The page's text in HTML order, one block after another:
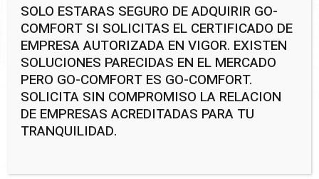
Més Informació
SOLO ESTARAS SEGURO DE ADQUIRIR GO-
COMFORT SI SOLICITAS EL CERTIFICADO DE
EMPRESA AUTORIZADA EN VIGOR. EXISTEN
SOLUCIONES PARECIDAS EN EL MERCADO
PERO GO-COMFORT ES GO-COMFORT.
SOLICITA SIN COMPROMISO LA RELACION
DE EMPRESAS ACREDITADAS PARA TU
TRANQUILIDAD.